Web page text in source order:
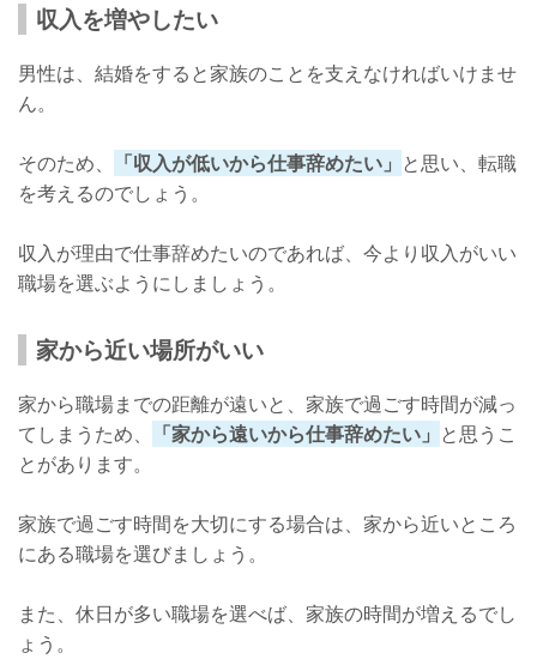
収入を増やしたい
男性は、結婚をすると家族のことを支えなければいけませ
ん。
そのため、 「収入が低いから仕事辞めたい」 と思い、転職
を考えるのでしょう。
収入が理由で仕事辞めたいのであれば、今より収入がいい
職場を選ぶようにしましょう。
家から近い場所がいい
家から職場までの距離が遠いと、家族で過ごす時間が減っ
てしまうため、
「家から遠いから仕事辞めたい」 と思うこ
とがあります。
家族で過ごす時間を大切にする場合は、家から近いところ
にある職場を選びましょう。
また、休日が多い職場を選べば、家族の時間が増えるでし
ょう。